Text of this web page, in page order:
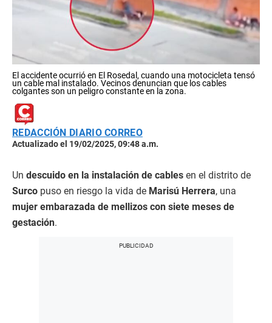
El accidente ocurrió en El Rosedal, cuando una motocicleta tensó
un cable mal instalado. Vecinos denuncian que los cables
colgantes son un peligro constante en la zona.
REDACCIÓN DIARIO CORREO
Actualizado el 19/02/2025, 09:48 a.m.
Un descuido en la instalación de cables en el distrito de
Surco puso en riesgo la vida de Marisú Herrera, una
mujer embarazada de mellizos con siete meses de
gestación.